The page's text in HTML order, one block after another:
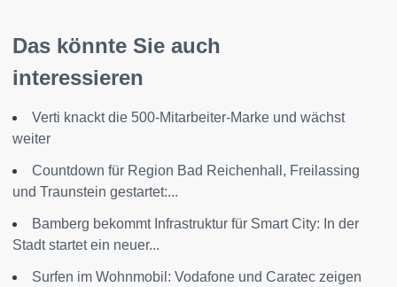
Das könnte Sie auch
interessieren
Verti knackt die 500-Mitarbeiter-Marke und wächst
weiter
Countdown für Region Bad Reichenhall, Freilassing
und Traunstein gestartet:...
Bamberg bekommt Infrastruktur für Smart City: In der
Stadt startet ein neuer...
Surfen im Wohnmobil: Vodafone und Caratec zeigen